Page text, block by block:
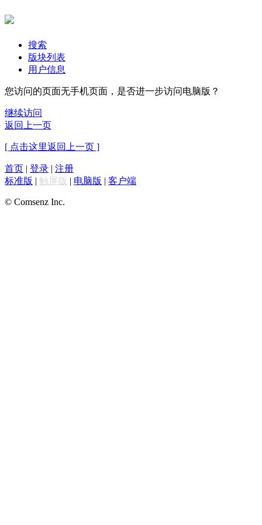
搜索
版块列表
用户信息
您访问的页面无手机页面，是否进一步访问电脑版？
继续访问
返回上一页
[ 点击这里返回上一页 ]
首页 | 登录 | 注册
标准版 | 触屏版 | 电脑版 | 客户端
© Comsenz Inc.